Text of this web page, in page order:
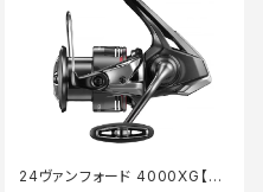
24ヴァンフォード 4000XG【継